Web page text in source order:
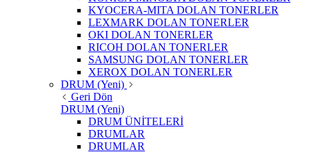
KYOCERA-MITA DOLAN TONERLER
LEXMARK DOLAN TONERLER
OKI DOLAN TONERLER
RICOH DOLAN TONERLER
SAMSUNG DOLAN TONERLER
XEROX DOLAN TONERLER
DRUM (Yeni)
Geri Dön
DRUM (Yeni)
DRUM ÜNİTELERİ
DRUMLAR
DRUMLAR